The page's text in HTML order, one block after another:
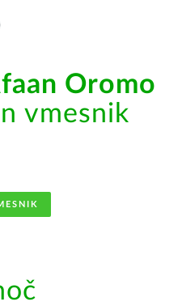
Oromo
vmesnik